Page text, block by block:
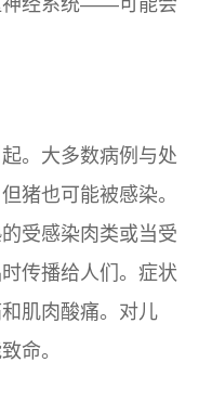
。大多数病例与处
猪也可能被感染。
受感染肉类或当受
传播给人们。症状
肌肉酸痛。对儿
命。